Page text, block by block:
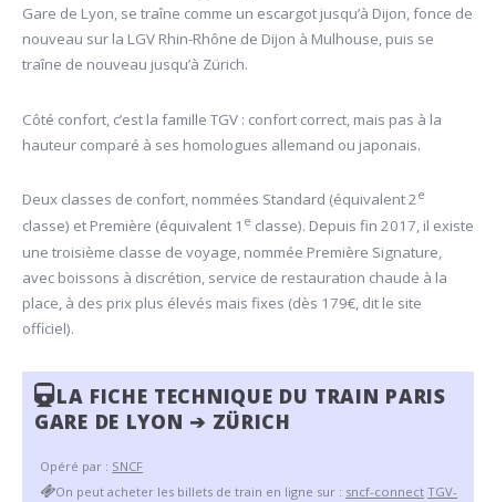
Gare de Lyon, se traîne comme un escargot jusqu’à Dijon, fonce de
nouveau sur la LGV Rhin-Rhône de Dijon à Mulhouse, puis se
traîne de nouveau jusqu’à Zürich.
Côté confort, c’est la famille TGV : confort correct, mais pas à la
hauteur comparé à ses homologues allemand ou japonais.
Deux classes de confort, nommées Standard (équivalent 2e
classe) et Première (équivalent 1 e classe). Depuis fin 2017, il existe
une troisième classe de voyage, nommée Première Signature,
avec boissons à discrétion, service de restauration chaude à la
place, à des prix plus élevés mais fixes (dès 179€, dit le site
officiel).
LA FICHE TECHNIQUE DU TRAIN PARIS
GARE DE LYON ➔ ZÜRICH
Opéré par : SNCF
On peut acheter les billets de train en ligne sur : sncf-connect TGV-